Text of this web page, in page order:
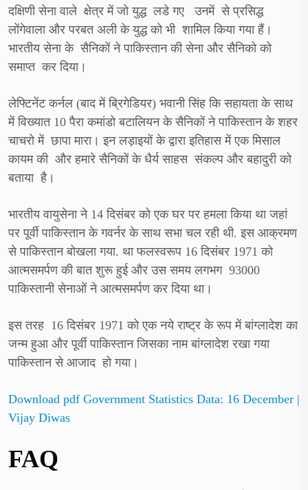
दक्षिणी सेना वाले क्षेत्र में जो युद्ध लडे गए उनमें से प्रसिद्ध
लोंगेवाला और परबत अली के युद्ध को भी शामिल किया गया हैं।
भारतीय सेना के सैनिकों ने पाकिस्तान की सेना और सैनिको को
समाप्त कर दिया।
लेफ्टिनेंट कर्नल (बाद में ब्रिगेडियर) भवानी सिंह कि सहायता के साथ
में विख्यात 10 पैरा कमांडो बटालियन के सैनिकों ने पाकिस्तान के शहर
चाचरो में छापा मारा। इन लड़ाइयों के द्वारा इतिहास में एक मिसाल
कायम की और हमारे सैनिकों के धैर्य साहस संकल्प और बहादुरी को
बताया है।
भारतीय वायुसेना ने 14 दिसंबर को एक घर पर हमला किया था जहां
पर पूर्वी पाकिस्तान के गवर्नर के साथ सभा चल रही थी. इस आक्रमण
से पाकिस्तान बोखला गया. था फलस्वरूप 16 दिसंबर 1971 को
आत्मसमर्पण की बात शुरू हुई और उस समय लगभग 93000
पाकिस्तानी सेनाओं ने आत्मसमर्पण कर दिया था।
इस तरह 16 दिसंबर 1971 को एक नये राष्ट्र के रूप में बांग्लादेश का
जन्म हुआ और पूर्वी पाकिस्तान जिसका नाम बांग्लादेश रखा गया
पाकिस्तान से आजाद हो गया।
Download pdf Government Statistics Data: 16 December |
Vijay Diwas
FAQ